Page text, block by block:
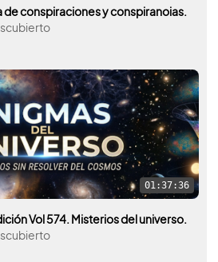
de conspiraciones y conspiranoias.
01:37:36
Vol 574. Misterios del universo.